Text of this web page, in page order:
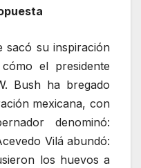
sacó su inspiración
el presidente
Bush ha bregado
mexicana, con
denominó:
Vilá abundó:
los huevos a